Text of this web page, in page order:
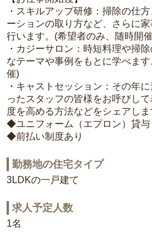
・スキルアップ研修：掃除の仕
ーションの取り方など、さらに
行います。(希望者のみ、随時開
・カジーサロン：時短料理や掃
なテーマや事例をもとに学べま
催)
・キャストセッション：その年
ったスタッフの皆様をお呼びし
度を高める方法などをシェアし
◆ユニフォーム（エプロン）貸与
◆前払い制度あり
勤務地の住宅タイプ
3LDKの一戸建て
求人予定人数
1名